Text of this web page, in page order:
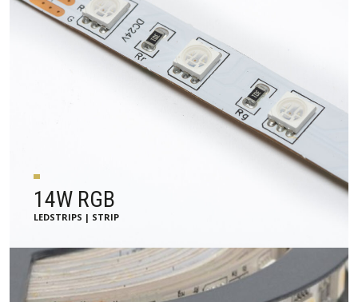
14W RGB
LEDSTRIPS | STRIP